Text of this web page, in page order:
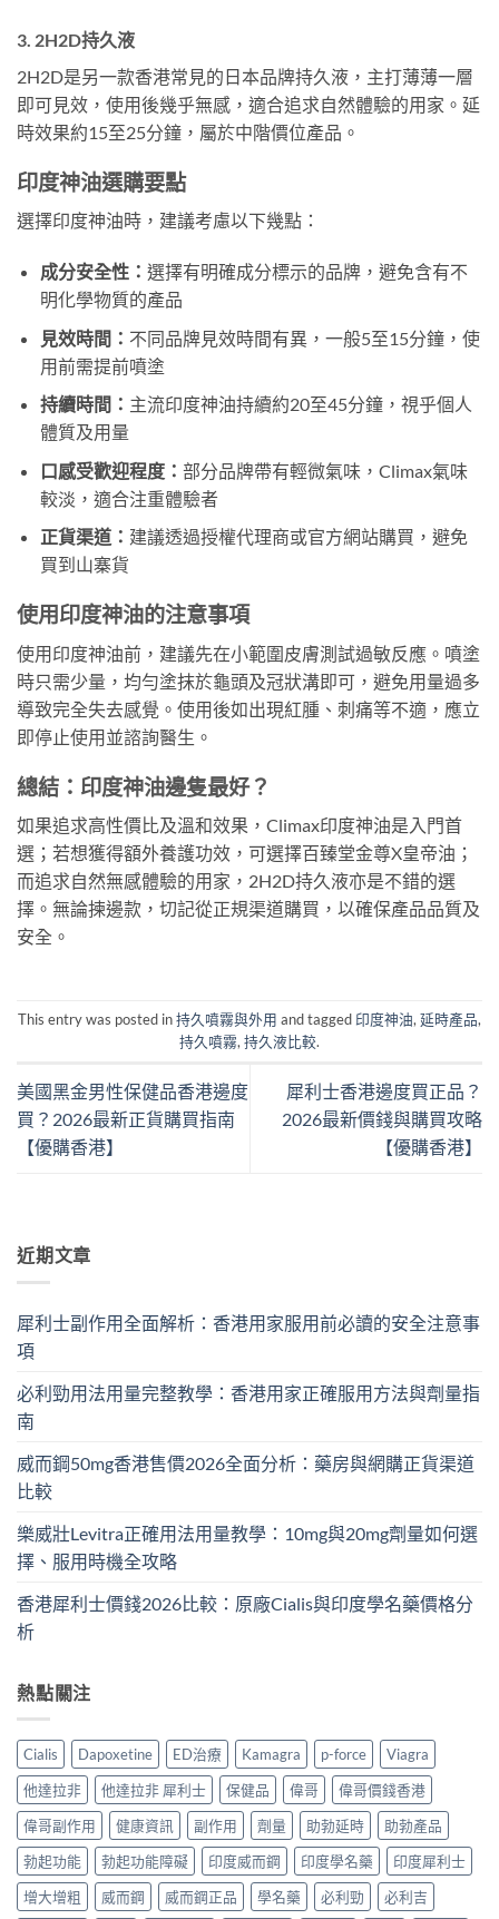
3. 2H2D持久液
2H2D是另一款香港常見的日本品牌持久液，主打薄薄一層
即可見效，使用後幾乎無感，適合追求自然體驗的用家。延
時效果約15至25分鐘，屬於中階價位產品。
印度神油選購要點
選擇印度神油時，建議考慮以下幾點：
成分安全性： 選擇有明確成分標示的品牌，避免含有不
明化學物質的產品
見效時間： 不同品牌見效時間有異，一般5至15分鐘，使
用前需提前噴塗
持續時間： 主流印度神油持續約20至45分鐘，視乎個人
體質及用量
口感受歡迎程度： 部分品牌帶有輕微氣味，Climax氣味
較淡，適合注重體驗者
正貨渠道： 建議透過授權代理商或官方網站購買，避免
買到山寨貨
使用印度神油的注意事項
使用印度神油前，建議先在小範圍皮膚測試過敏反應。噴塗
時只需少量，均勻塗抹於龜頭及冠狀溝即可，避免用量過多
導致完全失去感覺。使用後如出現紅腫、刺痛等不適，應立
即停止使用並諮詢醫生。
總結：印度神油邊隻最好？
如果追求高性價比及溫和效果，Climax印度神油是入門首
選；若想獲得額外養護功效，可選擇百臻堂金尊X皇帝油；
而追求自然無感體驗的用家，2H2D持久液亦是不錯的選
擇。無論揀邊款，切記從正規渠道購買，以確保產品品質及
安全。
This entry was posted in持久噴霧與外用 and tagged印度神油,延時產品,
持久噴霧,持久液比較.
美國黑金男性保健品香港邊度
買？2026最新正貨購買指南
【優購香港】
犀利士香港邊度買正品？
2026最新價錢與購買攻略
【優購香港】
近期文章
犀利士副作用全面解析：香港用家服用前必讀的安全注意事
項
必利勁用法用量完整教學：香港用家正確服用方法與劑量指
南
威而鋼50mg香港售價2026全面分析：藥房與網購正貨渠道
比較
樂威壯Levitra正確用法用量教學：10mg與20mg劑量如何選
擇、服用時機全攻略
香港犀利士價錢2026比較：原廠Cialis與印度學名藥價格分
析
熱點關注
Cialis Dapoxetine ED治療 Kamagra p-force
Viagra
他達拉非
他達拉非 犀利士 保健品 偉哥
偉哥價錢香港
偉哥副作用
健康資訊 副作用 劑量 助勃延時
助勃產品
勃起功能
勃起功能障礙 印度威而鋼 印度學名藥
印度犀利士
增大增粗
威而鋼 威而鋼正品 學名藥 必利勁 必利吉